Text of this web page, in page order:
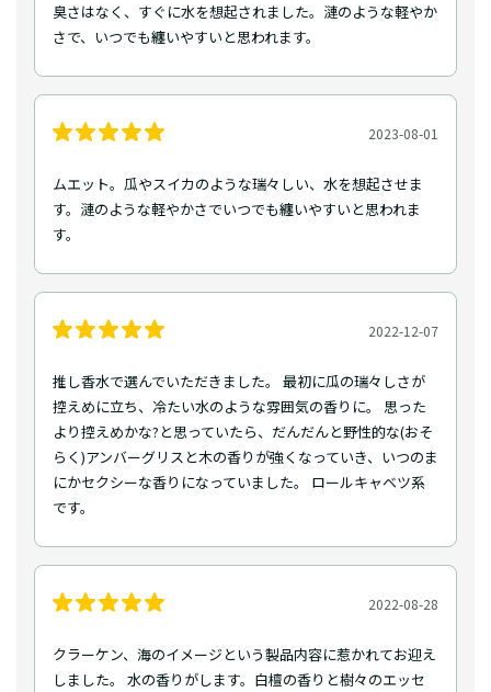
臭さはなく、すぐに水を想起されました。漣のような軽やか
さで、いつでも纏いやすいと思われます。
2023-08-01
ムエット。瓜やスイカのような瑞々しい、水を想起させま
す。漣のような軽やかさでいつでも纏いやすいと思われま
す。
2022-12-07
推し香水で選んでいただきました。 最初に瓜の瑞々しさが
控えめに立ち、冷たい水のような雰囲気の香りに。 思った
より控えめかな?と思っていたら、だんだんと野性的な(おそ
らく)アンバーグリスと木の香りが強くなっていき、いつのま
にかセクシーな香りになっていました。 ロールキャベツ系
です。
2022-08-28
クラーケン、海のイメージという製品内容に惹かれてお迎え
しました。 水の香りがします。白檀の香りと樹々のエッセ